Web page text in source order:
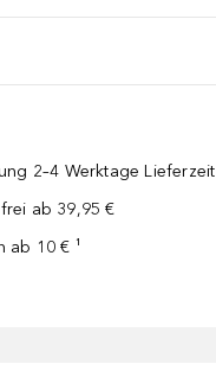
2–4 Werktage Lieferzeit
ab 39,95 €
ab 10 € ¹